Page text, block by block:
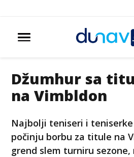
Džumhur sa
na Vimbldon
Najbolji teniseri i
počinju borbu za titule na
grend slem turniru